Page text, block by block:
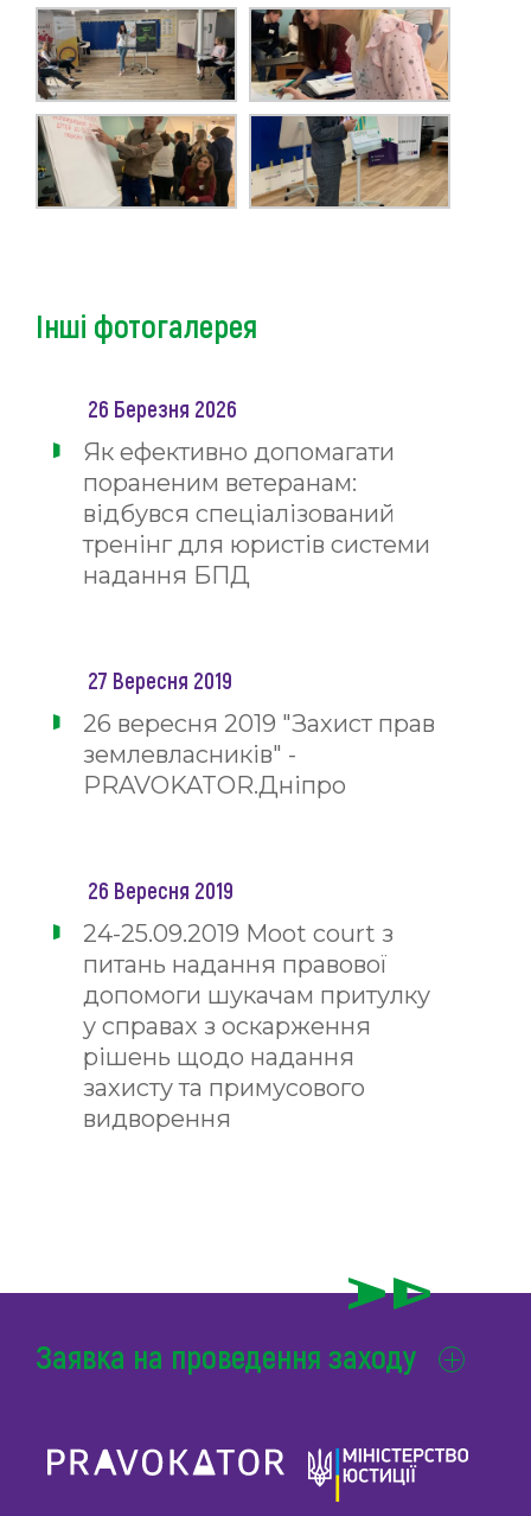
Інші фотогалерея
26 Березня 2026
Як ефективно допомагати
пораненим ветеранам:
відбувся спеціалізований
тренінг для юристів системи
надання БПД
27 Вересня 2019
26 вересня 2019 "Захист прав
землевласників" -
PRAVOKATOR.Дніпро
26 Вересня 2019
24-25.09.2019 Moot court з
питань надання правової
допомоги шукачам притулку
у справах з оскарження
рішень щодо надання
захисту та примусового
видворення
Заявка на проведення заходу